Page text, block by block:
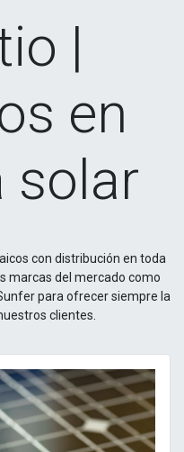
|
en
solar
con distribución en toda
marcas del mercado como
para ofrecer siempre la
clientes.